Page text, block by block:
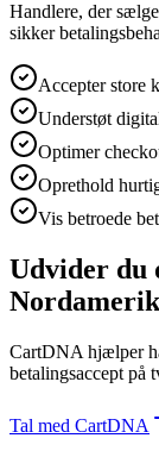
Handlere, der
sikker
Accepter store
Understøt
Optimer
Oprethold
Vis betroede
Udvider du
CartDNA hjælper
betalingsaccept på
Tal med CartDNA